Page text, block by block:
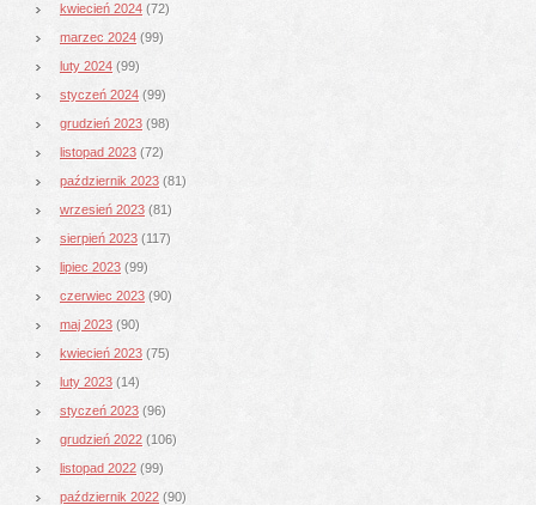
kwiecień 2024 (72)
marzec 2024 (99)
luty 2024 (99)
styczeń 2024 (99)
grudzień 2023 (98)
listopad 2023 (72)
październik 2023 (81)
wrzesień 2023 (81)
sierpień 2023 (117)
lipiec 2023 (99)
czerwiec 2023 (90)
maj 2023 (90)
kwiecień 2023 (75)
luty 2023 (14)
styczeń 2023 (96)
grudzień 2022 (106)
listopad 2022 (99)
październik 2022 (90)